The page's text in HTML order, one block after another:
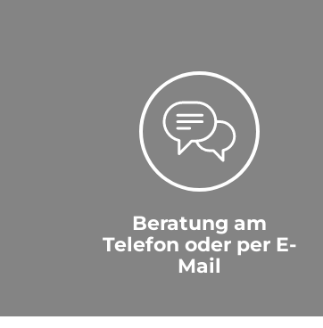
Beratung am
Telefon oder per E-
Mail